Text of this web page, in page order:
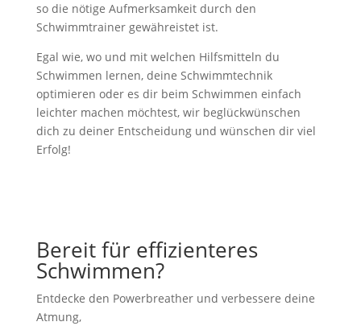
so die nötige Aufmerksamkeit durch den
Schwimmtrainer gewähreistet ist.
Egal wie, wo und mit welchen Hilfsmitteln du
Schwimmen lernen, deine Schwimmtechnik
optimieren oder es dir beim Schwimmen einfach
leichter machen möchtest, wir beglückwünschen
dich zu deiner Entscheidung und wünschen dir viel
Erfolg!
Bereit für effizienteres
Schwimmen?
Entdecke den Powerbreather und verbessere deine
Atmung,